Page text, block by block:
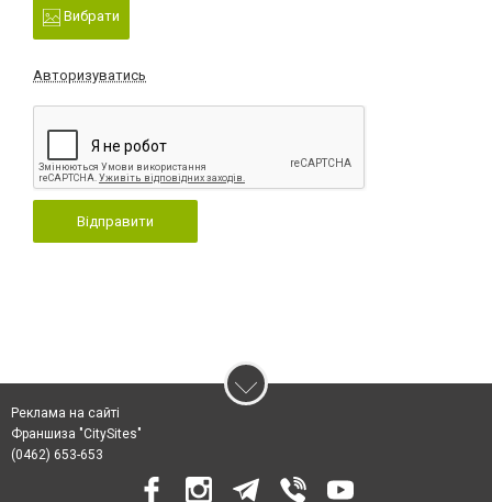
Вибрати
Авторизуватись
Відправити
Реклама на сайті
Франшиза "CitySites"
(0462) 653-653